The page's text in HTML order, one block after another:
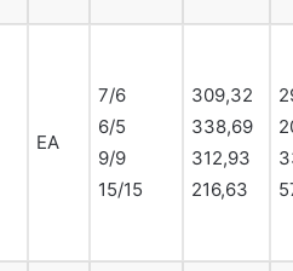
EA
7/6
6/5
9/9
15/15
309,32
338,69
312,93
216,63